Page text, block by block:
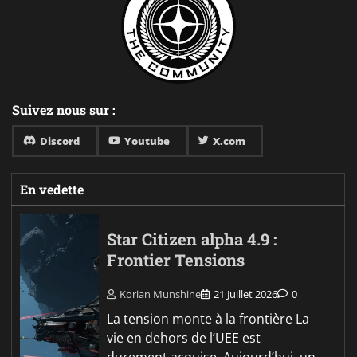
Suivez nous sur :
Discord Youtube X.com
En vedette
Star Citizen alpha 4.9 :
Frontier Tensions
Korian Munshine 21 Juillet 2026 0
La tension monte à la frontière La
vie en dehors de l’UEE est